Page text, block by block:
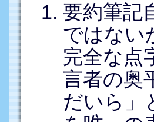
要約筆記
ではない
完全な点
言者の奥
だいら」